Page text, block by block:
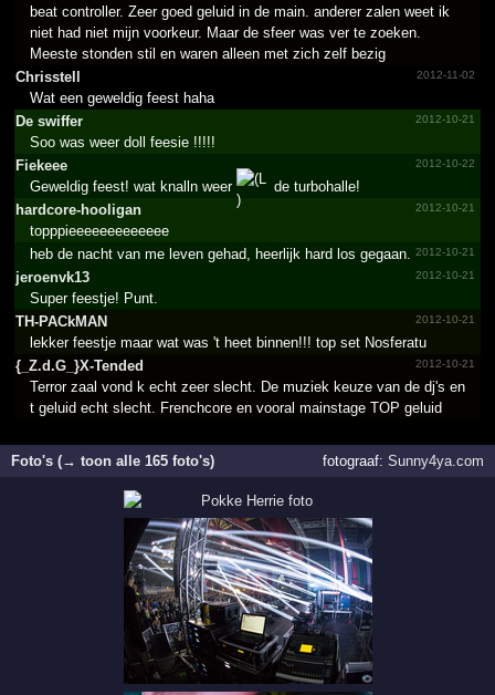
beat controller. Zeer goed geluid in de main. anderer zalen weet ik
niet had niet mijn voorkeur. Maar de sfeer was ver te zoeken.
Meeste stonden stil en waren alleen met zich zelf bezig
Chrisstell
2012-11-02
Wat een geweldig feest haha
De swiffer
2012-10-21
Soo was weer doll feesie !!!!!
Fiekeee
2012-10-22
Geweldig feest! wat knalln weer
de turbohalle!
hardcore-hooligan
2012-10-21
topppieeeeeeeeeeeee
2012-10-21
heb de nacht van me leven gehad, heerlijk hard los gegaan.
jeroenvk13
2012-10-21
Super feestje! Punt.
TH-PACkMAN
2012-10-21
lekker feestje maar wat was 't heet binnen!!! top set Nosferatu
{_­Z.­d.­G_­}X-Tended
2012-10-21
Terror zaal vond k echt zeer slecht. De muziek keuze van de dj's en
t geluid echt slecht. Frenchcore en vooral mainstage TOP geluid
Foto's (→ toon alle 165 foto's) fotograaf: Sunny4ya.com